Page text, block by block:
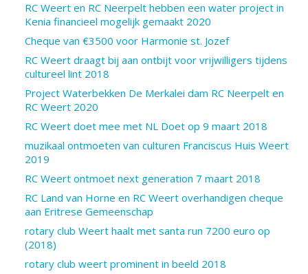
RC Weert en RC Neerpelt hebben een water project in
Kenia financieel mogelijk gemaakt 2020
Cheque van €3500 voor Harmonie st. Jozef
RC Weert draagt bij aan ontbijt voor vrijwilligers tijdens
cultureel lint 2018
Project Waterbekken De Merkalei dam RC Neerpelt en
RC Weert 2020
RC Weert doet mee met NL Doet op 9 maart 2018
muzikaal ontmoeten van culturen Franciscus Huis Weert
2019
RC Weert ontmoet next generation 7 maart 2018
RC Land van Horne en RC Weert overhandigen cheque
aan Eritrese Gemeenschap
rotary club Weert haalt met santa run 7200 euro op
(2018)
rotary club weert prominent in beeld 2018